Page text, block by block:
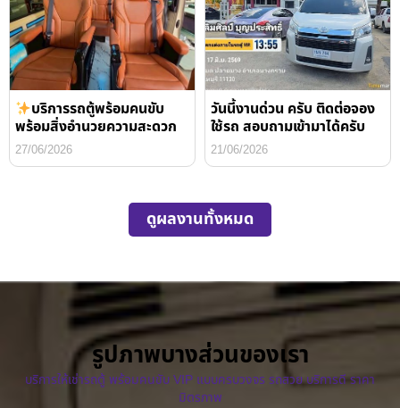
บริการรถตู้พร้อมคนขับ
พร้อมสิ่งอำนวยความสะดวก
27/06/2026
วันนี้งานด่วน ครับ ติดต่อจอง
ใช้รถ สอบถามเข้ามาได้ครับ
21/06/2026
ดูผลงานทั้งหมด
รูปภาพบางส่วนของเรา
บริการให้เช่ารถตู้ พร้อมคนขับ VIP แบบครบวงจร รถสวย บริการดี ราคา
มิตรภาพ